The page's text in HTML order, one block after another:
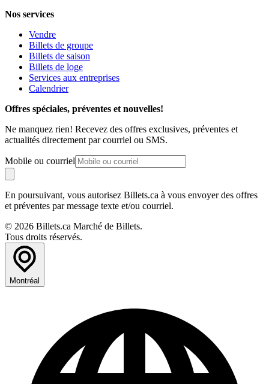
Nos services
Vendre
Billets de groupe
Billets de saison
Billets de loge
Services aux entreprises
Calendrier
Offres spéciales, préventes et nouvelles!
Ne manquez rien! Recevez des offres exclusives, préventes et
actualités directement par courriel ou SMS.
Mobile ou courriel
En poursuivant, vous autorisez Billets.ca à vous envoyer des offres
et préventes par message texte et/ou courriel.
© 2026 Billets.ca Marché de Billets.
Tous droits réservés.
Montréal